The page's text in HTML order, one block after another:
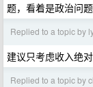
题，看着是政治问
Replied to a topic by
建议只考虑收入绝
Replied to a topic by